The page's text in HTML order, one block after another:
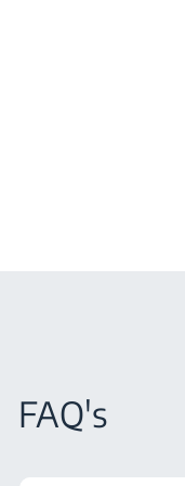
FAQ's